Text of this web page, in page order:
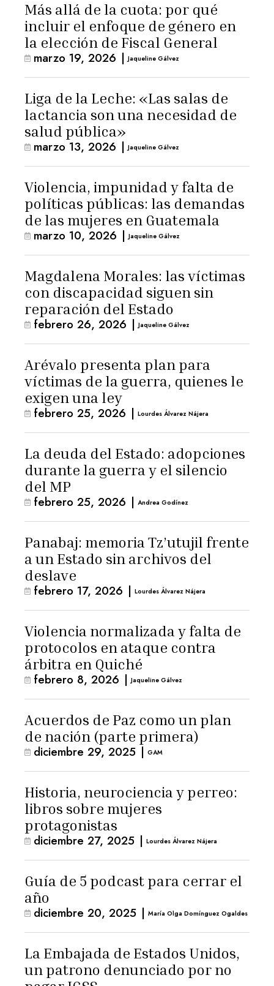
Más allá de la cuota: por qué
incluir el enfoque de género en
la elección de Fiscal General
marzo 19, 2026 | Jaqueline Gálvez
Liga de la Leche: «Las salas de
lactancia son una necesidad de
salud pública»
marzo 13, 2026 | Jaqueline Gálvez
Violencia, impunidad y falta de
políticas públicas: las demandas
de las mujeres en Guatemala
marzo 10, 2026 | Jaqueline Gálvez
Magdalena Morales: las víctimas
con discapacidad siguen sin
reparación del Estado
febrero 26, 2026 | Jaqueline Gálvez
Arévalo presenta plan para
víctimas de la guerra, quienes le
exigen una ley
febrero 25, 2026 | Lourdes Álvarez Nájera
La deuda del Estado: adopciones
durante la guerra y el silencio
del MP
febrero 25, 2026 | Andrea Godínez
Panabaj: memoria Tz’utujil frente
a un Estado sin archivos del
deslave
febrero 17, 2026 | Lourdes Álvarez Nájera
Violencia normalizada y falta de
protocolos en ataque contra
árbitra en Quiché
febrero 8, 2026 | Jaqueline Gálvez
Acuerdos de Paz como un plan
de nación (parte primera)
diciembre 29, 2025 | GAM
Historia, neurociencia y perreo:
libros sobre mujeres
protagonistas
diciembre 27, 2025 | Lourdes Álvarez Nájera
Guía de 5 podcast para cerrar el
año
diciembre 20, 2025 | María Olga Domínguez Ogaldes
La Embajada de Estados Unidos,
un patrono denunciado por no